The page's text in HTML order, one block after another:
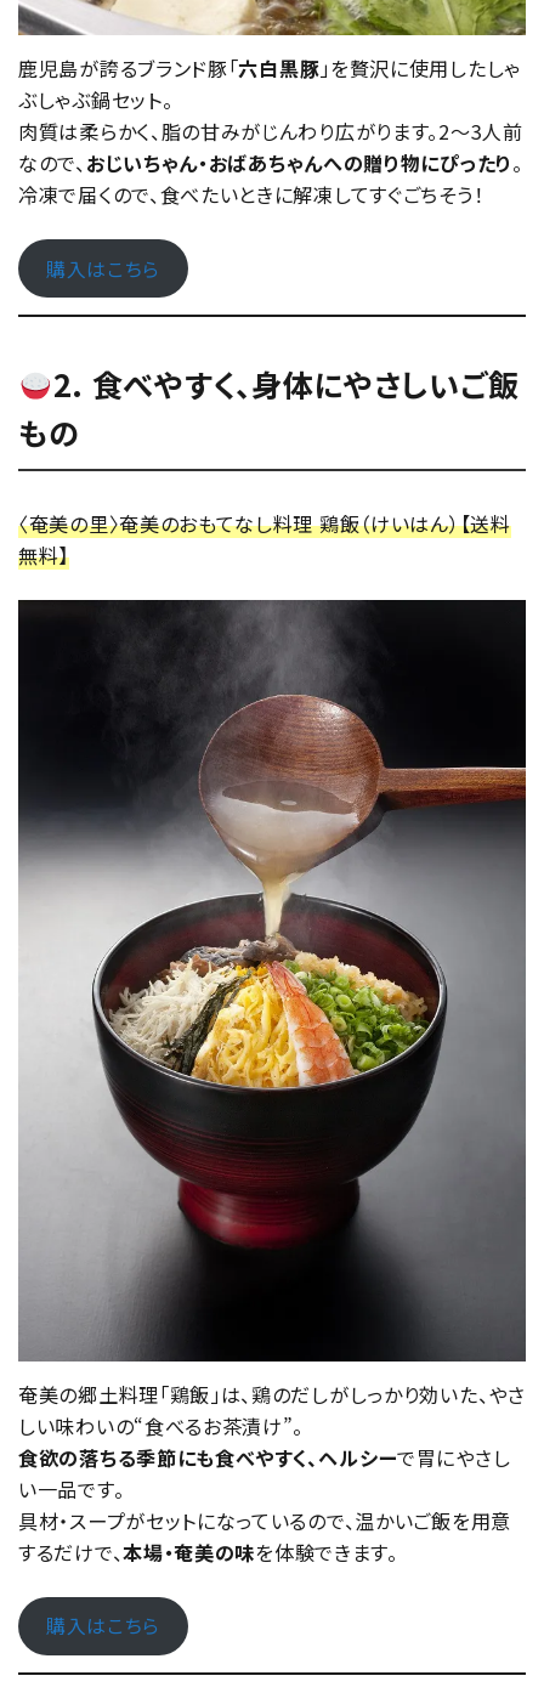
鹿児島が誇るブランド豚「六白黒豚」を贅沢に使用したしゃ
ぶしゃぶ鍋セット。
肉質は柔らかく、脂の甘みがじんわり広がります。2〜3人前
なので、おじいちゃん・おばあちゃんへの贈り物にぴったり。
冷凍で届くので、食べたいときに解凍してすぐごちそう！
購入はこちら
2. 食べやすく、身体にやさしいご飯
もの
〈奄美の里〉奄美のおもてなし料理 鶏飯（けいはん）【送料
無料】
奄美の郷土料理「鶏飯」は、鶏のだしがしっかり効いた、やさ
しい味わいの“食べるお茶漬け”。
食欲の落ちる季節にも食べやすく、ヘルシーで胃にやさし
い一品です。
具材・スープがセットになっているので、温かいご飯を用意
するだけで、本場・奄美の味を体験できます。
購入はこちら